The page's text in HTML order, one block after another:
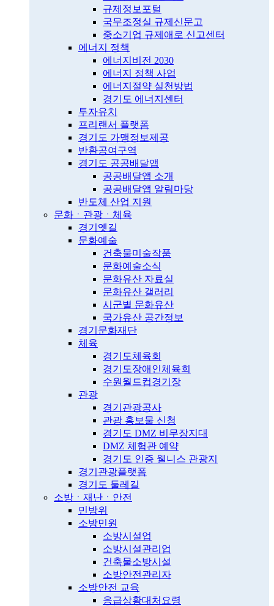
규제정보포털
국무조정실 규제신문고
중소기업 규제애로 신고센터
에너지 정책
에너지비전 2030
에너지 정책 사업
에너지절약 실천방법
경기도 에너지센터
투자유치
프리랜서 플랫폼
경기도 가맹정보제공
반환공여구역
경기도 공공배달앱
공공배달앱 소개
공공배달앱 알림마당
반도체 산업 지원
문화ㆍ관광ㆍ체육
경기옛길
문화예술
건축물미술작품
문화예술소식
문화유산 자료실
문화유산 갤러리
시군별 문화유산
국가유산 공간정보
경기문화재단
체육
경기도체육회
경기도장애인체육회
수원월드컵경기장
관광
경기관광공사
관광 홍보물 신청
경기도 DMZ 비무장지대
DMZ 체험관 예약
경기도 인증 웰니스 관광지
경기관광플랫폼
경기도 둘레길
소방ㆍ재난ㆍ안전
민방위
소방민원
소방시설업
소방시설관리업
건축물소방시설
소방안전관리자
소방안전 교육
응급상황대처요령